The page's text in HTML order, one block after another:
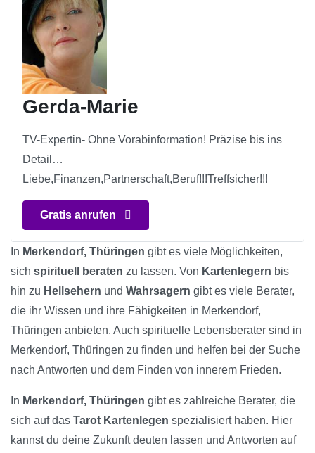
Gerda-Marie
TV-Expertin- Ohne Vorabinformation! Präzise bis ins
Detail…
Liebe,Finanzen,Partnerschaft,Beruf!!!Treffsicher!!!
Gratis anrufen
In Merkendorf, Thüringen gibt es viele Möglichkeiten,
sich spirituell beraten zu lassen. Von Kartenlegern bis
hin zu Hellsehern und Wahrsagern gibt es viele Berater,
die ihr Wissen und ihre Fähigkeiten in Merkendorf,
Thüringen anbieten. Auch spirituelle Lebensberater sind in
Merkendorf, Thüringen zu finden und helfen bei der Suche
nach Antworten und dem Finden von innerem Frieden.
In Merkendorf, Thüringen gibt es zahlreiche Berater, die
sich auf das Tarot Kartenlegen spezialisiert haben. Hier
kannst du deine Zukunft deuten lassen und Antworten auf